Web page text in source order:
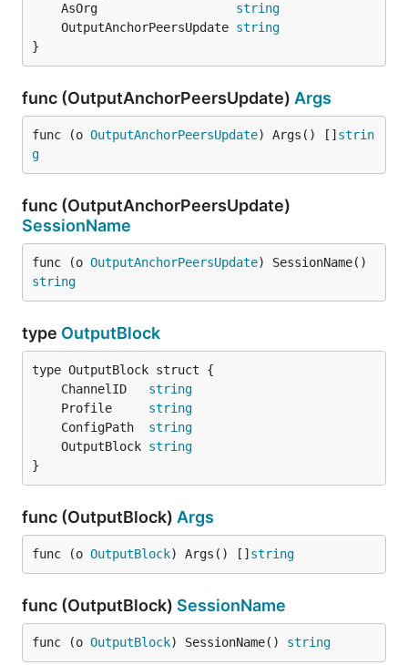
	AsOrg
string
	OutputAnchorPeersUpdate
string
}
func (OutputAnchorPeersUpdate) Args
func (o OutputAnchorPeersUpdate) Args() [] strin
g
func (OutputAnchorPeersUpdate)
SessionName
func (o OutputAnchorPeersUpdate
string
type OutputBlock
	ChannelID
string
	Profile
string
	ConfigPath
string
	OutputBlock
string
}
func (OutputBlock) Args
func (o OutputBlock) Args() [] string
func (OutputBlock) SessionName
func (o OutputBlock) SessionName() string